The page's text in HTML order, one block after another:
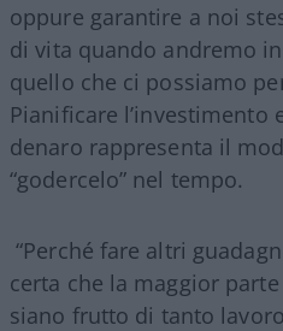
oppure garantire a noi
di vita quando andremo
quello che ci possiamo
Pianificare l’investimento
denaro rappresenta il
“godercelo” nel tempo.
“Perché fare altri
certa che la maggior
siano frutto di tanto